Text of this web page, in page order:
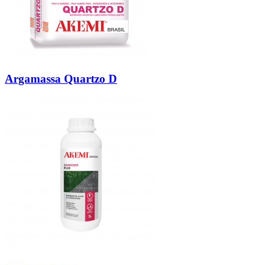
Argamassa Quartzo D